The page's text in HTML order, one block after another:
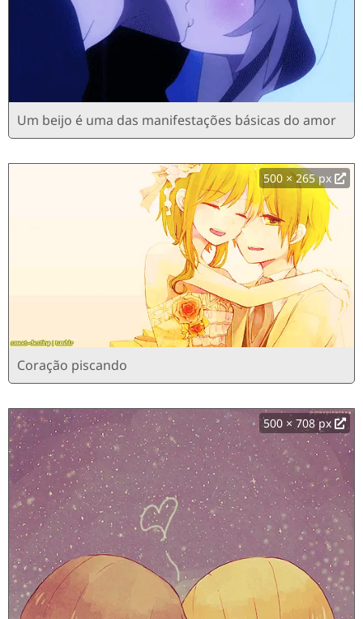
Um beijo é uma das manifestações básicas do amor
500 × 265 px
Coração piscando
500 × 708 px